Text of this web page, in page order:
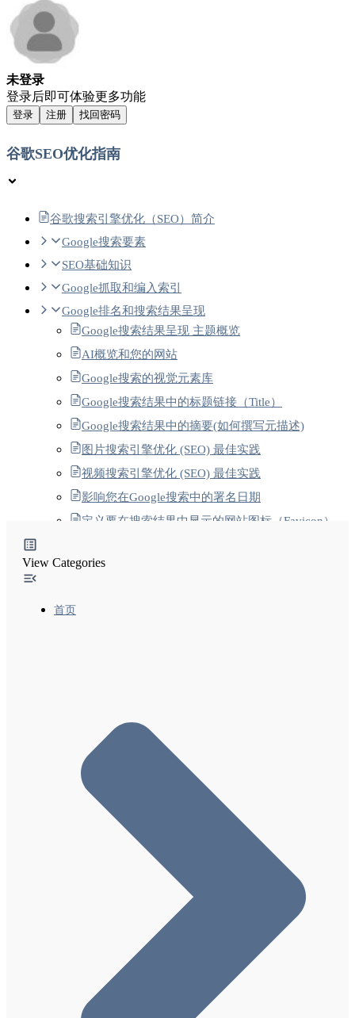
未登录
登录后即可体验更多功能
登录 注册 找回密码
谷歌SEO优化指南
谷歌搜索引擎优化（SEO）简介
Google搜索要素
SEO基础知识
Google抓取和编入索引
Google排名和搜索结果呈现
Google搜索结果呈现 主题概览
AI概览和您的网站
Google搜索的视觉元素库
Google搜索结果中的标题链接（Title）
Google搜索结果中的摘要(如何撰写元描述)
图片搜索引擎优化 (SEO) 最佳实践
视频搜索引擎优化 (SEO) 最佳实践
影响您在Google搜索中的署名日期
定义要在搜索结果中显示的网站图标（Favicon）
经过翻译的功能-2 让广告网络能够使用与翻译相关
实施灵活抽样时需遵循的常规指南
本地功能-1 向Google添加商家详情
本地功能-2 热门地点列表优化
本地功能-3 退出Google Local
Google搜索和您网站上的备注（实验性功能）
“包裹跟踪”功能尝鲜者计划
了解Google搜索结果中的网页体验
了解核心网页指标和Google搜索结果
避免使用干扰性插页式广告和对话框
在Google搜索中使用 Signed Exchange
View Categories
首页